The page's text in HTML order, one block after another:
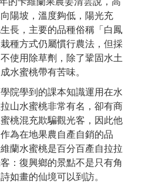
陽坡，溫度夠低，陽光充
長，主要的品種俗稱「白鳳
種方式仍屬慣行農法，但採
使用除草劑，除了鞏固水土
水蜜桃帶有苦味。
院學到的課本知識運用在水
山水蜜桃非常有名，卻有商
桃混充欺騙觀光客，因此他
為在地果農自產自銷的品
蘭水蜜桃是百分百產自拉拉
：復興鄉的景點不是只有角
如畫的仙境可以到訪。